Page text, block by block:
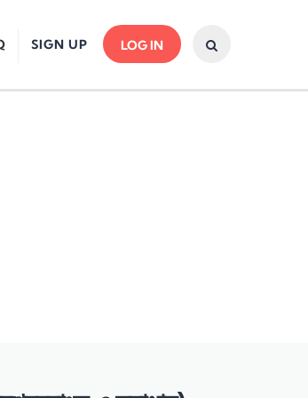
SIGN UP LOG IN